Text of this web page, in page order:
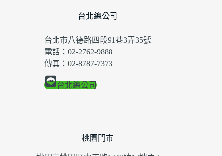
台北總公司
台北市八德路四段91巷3弄35號
電話：02-2762-9888
傳真：02-8787-7373
台北總公司
桃園門市